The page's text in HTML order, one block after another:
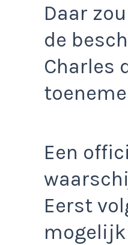
Daar
de
Charles
Een
Eerst